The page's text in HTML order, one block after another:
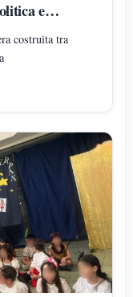
e
costruita tra